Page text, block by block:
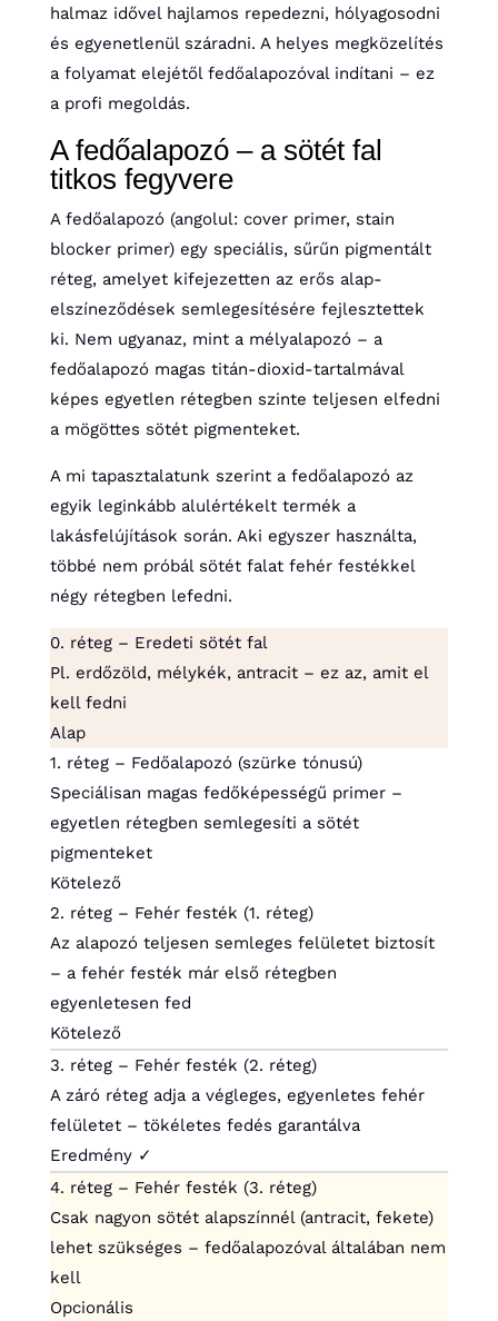
halmaz idővel hajlamos repedezni, hólyagosodni
és egyenetlenül száradni. A helyes megközelítés
a folyamat elejétől fedőalapozóval indítani – ez
a profi megoldás.
A fedőalapozó – a sötét fal
titkos fegyvere
A fedőalapozó (angolul: cover primer, stain
blocker primer) egy speciális, sűrűn pigmentált
réteg, amelyet kifejezetten az erős alap-
elszíneződések semlegesítésére fejlesztettek
ki. Nem ugyanaz, mint a mélyalapozó – a
fedőalapozó magas titán-dioxid-tartalmával
képes egyetlen rétegben szinte teljesen elfedni
a mögöttes sötét pigmenteket.
A mi tapasztalatunk szerint a fedőalapozó az
egyik leginkább alulértékelt termék a
lakásfelújítások során. Aki egyszer használta,
többé nem próbál sötét falat fehér festékkel
négy rétegben lefedni.
0. réteg – Eredeti sötét fal
Pl. erdőzöld, mélykék, antracit – ez az, amit el
kell fedni
Alap
1. réteg – Fedőalapozó (szürke tónusú)
Speciálisan magas fedőképességű primer –
egyetlen rétegben semlegesíti a sötét
pigmenteket
Kötelező
2. réteg – Fehér festék (1. réteg)
Az alapozó teljesen semleges felületet biztosít
– a fehér festék már első rétegben
egyenletesen fed
Kötelező
3. réteg – Fehér festék (2. réteg)
A záró réteg adja a végleges, egyenletes fehér
felületet – tökéletes fedés garantálva
Eredmény ✓
4. réteg – Fehér festék (3. réteg)
Csak nagyon sötét alapszínnél (antracit, fekete)
lehet szükséges – fedőalapozóval általában nem
kell
Opcionális